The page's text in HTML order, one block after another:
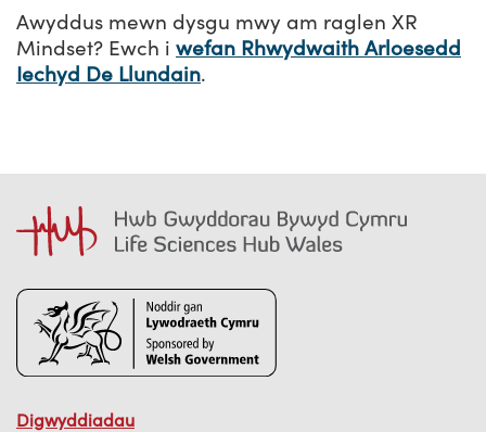
Awyddus mewn dysgu mwy am raglen XR
Mindset? Ewch i wefan Rhwydwaith Arloesedd
Iechyd De Llundain.
Digwyddiadau